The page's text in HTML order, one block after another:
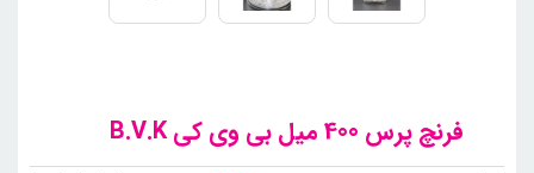
فرنچ پرس 400 میل بی وی کی B.V.K